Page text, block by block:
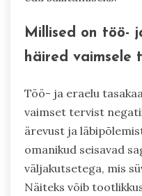
Millised on töö-
häired vaimsele
Töö- ja eraelu
vaimset tervist
ärevust ja
omanikud seisavad
väljakutsetega, mis
Näiteks võib